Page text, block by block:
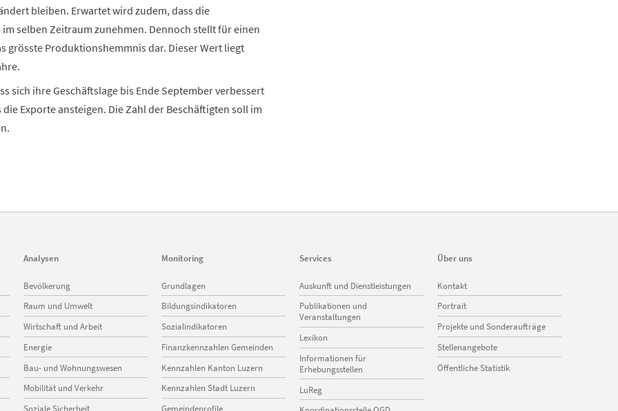
bleiben. Erwartet wird zudem, dass die
selben Zeitraum zunehmen. Dennoch stellt für einen
grösste Produktionshemmnis dar. Dieser Wert liegt
sich ihre Geschäftslage bis Ende September verbessert
Exporte ansteigen. Die Zahl der Beschäftigten soll im
Analysen
überspringen
Bevölkerung
Raum und Umwelt
Wirtschaft und Arbeit
Energie
Bau- und Wohnungswesen
Mobilität und Verkehr
Soziale Sicherheit
Monitoring
überspringen
Grundlagen
Bildungsindikatoren
Sozialindikatoren
Finanzkennzahlen Gemeinden
Kennzahlen Kanton Luzern
Kennzahlen Stadt Luzern
Gemeindeprofile
Services
überspringen
Auskunft und Dienstleistungen
Publikationen und
Veranstaltungen
Lexikon
Informationen für
Erhebungsstellen
LuReg
Über uns
überspringen
Kontakt
Portrait
Projekte und Sonderaufträge
Stellenangebote
Öffentliche Statistik